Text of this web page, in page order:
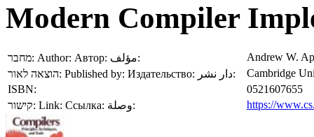
Modern Compiler
מחבר: Author: Автор: مؤلف:
Andrew W.
הוצאה לאור: Published by: Издательство: دار نشر:
Cambridge
ISBN:
0521607655
קישור: Link: Ссылка: وصلة: https://